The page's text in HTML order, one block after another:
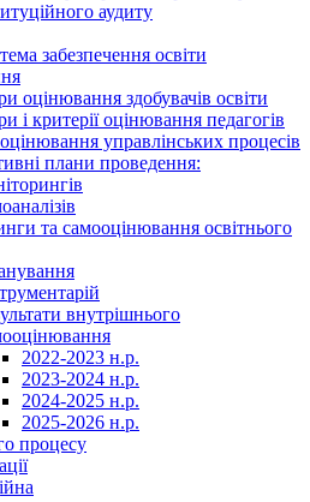
аудиту
забезпечення освіти
оцінювання здобувачів освіти
і критерії оцінювання педагогів
управлінських процесів
плани проведення:
та самооцінювання освітнього
внутрішнього
2022-2023 н.р.
2023-2024 н.р.
2024-2025 н.р.
2025-2026 н.р.
процесу